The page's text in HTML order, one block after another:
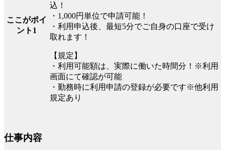
ここがポイ
ント1
込！
・1,000円単位で申請可能！
・利用申込後、最短5分でご自身の口座で受け
取れます！
【規定】
・利用可能額は、実際に働いた時間分！※利用
画面にて確認が可能
・勤務時に利用申請の登録が必要です※他利用
規定あり
仕事内容